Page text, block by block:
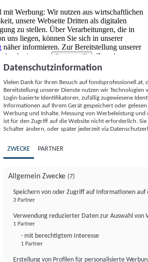
Werbung: Wir nutzen aus wirtschaftlichen
unsere Webseite Dritten als digitalen
zu stellen. Über Verarbeitungen, die in
uns liegen, können Sie sich in unserer
näher informieren. Zur Bereitstellung unserer
von
Partnern (5)
. Zwecke:
und Inhalte, Messung von Werbeleistung
Inhalten sowie Zielgruppenforschung.
ähnliche Online-Kennungen (z. B. login-
generierte Kennungen,
können zusammen mit anderen
und Browserinformationen,
unterstützte Technologien usw.) auf
oder von dort ausgelesen werden, um es
wenn es eine App oder einer Webseite
für einen oder mehrere der hier aufgeführten
Datenschutzinformation
Vielen Dank für Ihren Besuch auf
Bereitstellung unserer Dienste nutzen wir Technologien
Login-basierte Identifikatoren, zufällig zugewiesene
Informationen auf Ihrem Gerät gespeichert oder
Werbung und Inhalte, Messung von Werbeleistung
ist für den Zugriff auf die Website nicht erforderlich.
Schalter ändern, oder später jederzeit via
ZWECKE PARTNER
Allgemein Zwecke (7)
Speichern von oder Zugriff auf Informationen auf
3 Partner
Verwendung reduzierter Daten zur Auswahl von
1 Partner
- mit berechtigtem Interesse
1 Partner
Erstellung von Profilen für personalisierte